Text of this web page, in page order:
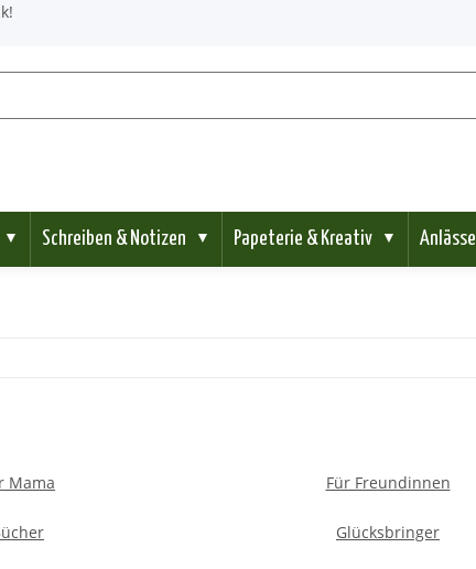
▼ Schreiben & Notizen ▼ Papeterie & Kreativ ▼ Anlässe
Mama Für Freundinnen
Glücksbringer